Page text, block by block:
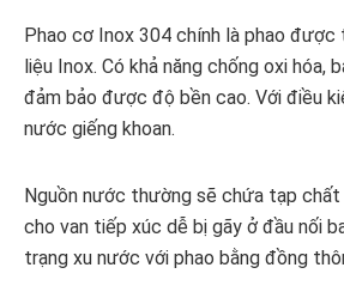
Phao cơ Inox 304 chính là phao
liệu Inox. Có khả năng chống oxi hóa,
đảm bảo được độ bền cao. Với điều
nước giếng khoan.
Nguồn nước thường sẽ chứa tạp chất
cho van tiếp xúc dễ bị gãy ở đầu nối
trạng xu nước với phao bằng đồng